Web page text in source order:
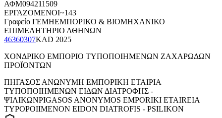
ΑΦΜ094211509
ΕΡΓΑΖΟΜΕΝΟΙ~143
Γραφείο ΓΕΜΗΕΜΠΟΡΙΚΟ & ΒΙΟΜΗΧΑΝΙΚΟ
ΕΠΙΜΕΛΗΤΗΡΙΟ ΑΘΗΝΩΝ
46360307KAD 2025
ΧΟΝΔΡΙΚΟ ΕΜΠΟΡΙΟ ΤΥΠΟΠΟΙΗΜΕΝΩΝ ΖΑΧΑΡΩΔΩΝ
ΠΡΟΪΟΝΤΩΝ
ΠΗΓΑΣΟΣ ΑΝΩΝΥΜΗ ΕΜΠΟΡΙΚΗ ΕΤΑΙΡΙΑ
ΤΥΠΟΠΟΙΗΜΕΝΩΝ ΕΙΔΩΝ ΔΙΑΤΡΟΦΗΣ -
ΨΙΛΙΚΩΝPIGASOS ANONYMOS EMPORIKI ETAIREIA
TYPOPOIIMENON EIDON DIATROFIS - PSILIKON